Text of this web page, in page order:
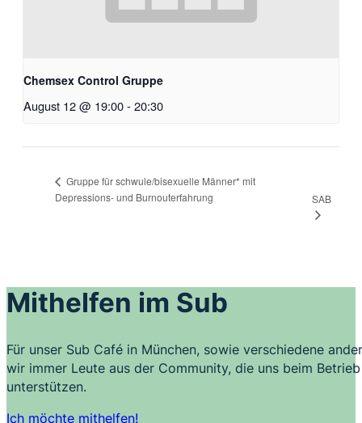
Chemsex Control Gruppe
August 12 @ 19:00-20:30
Gruppe für schwule/bisexuelle Männer* mit
Depressions- und Burnouterfahrung
SAB
Mithelfen im Sub
Für unser Sub Café in München, sowie verschiedene
wir immer Leute aus der Community, die uns beim
unterstützen.
Ich möchte mithelfen!